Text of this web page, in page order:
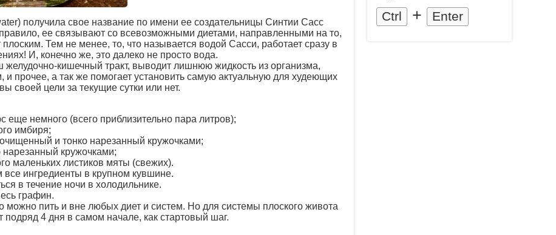
получила свое название по имени ее создательницы Синтии Сасс
ее связывают со всевозможными диетами, направленными на то,
Тем не менее, то, что называется водой Сасси, работает сразу в
И, конечно же, это далеко не просто вода.
желудочно-кишечный тракт, выводит лишнюю жидкость из организма,
и прочее, а так же помогает установить самую актуальную для худеющих
своей цели за текущие сутки или нет.
еще немного (всего приблизительно пара литров);
имбиря;
и тонко нарезанный кружочками;
нарезанный кружочками;
маленьких листиков мяты (свежих).
ингредиенты в крупном кувшине.
в течение ночи в холодильнике.
графин.
можно пить и вне любых диет и систем. Но для системы плоского живота
подряд 4 дня в самом начале, как стартовый шаг.
Ctrl + Enter